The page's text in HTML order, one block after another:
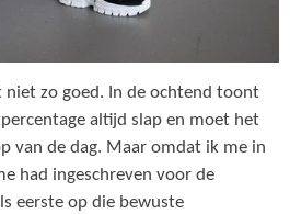
niet zo goed. In de ochtend toont
altijd slap en moet het
van de dag. Maar omdat ik me in
had ingeschreven voor de
eerste op die bewuste